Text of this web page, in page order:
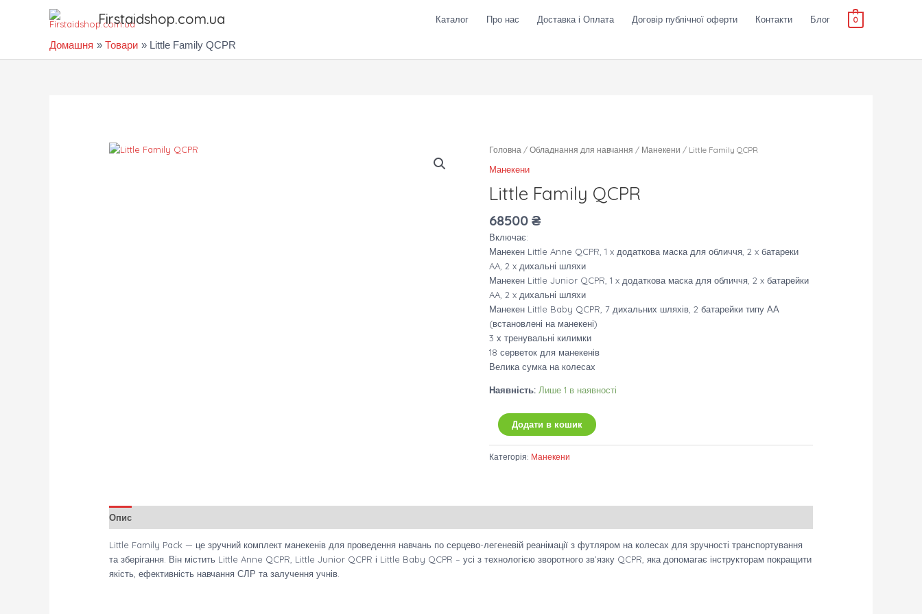
Firstaidshop.com.ua Каталог Про нас Доставка і Оплата Договір публічної оферти Контакти Блог 0
Домашня Товари Little Family QCPR
Головна /Обладнання для навчання / Манекени / Little Family QCPR
Манекени
Little Family QCPR
68500₴
Включає:
Манекен Little Anne QCPR, 1 x додаткова маска для обличчя, 2 x батареки
AA, 2 x дихальні шляхи
Манекен Little Junior QCPR, 1 x додаткова маска для обличчя, 2 x батарейки
AA, 2 x дихальні шляхи
Манекен Little Baby QCPR, 7 дихальних шляхів, 2 батарейки типу АА
(встановлені на манекені)
3 х тренувальні килимки
18 серветок для манекенів
Велика сумка на колесах
Наявність: Лише 1 в наявності
Little
Family
кількість
Додати в кошик
Категорія: Манекени
Опис
Little Family Pack — це зручний комплект манекенів для проведення навчань по серцево-легеневій реанімації з футляром на колесах для зручності транспортування
та зберігання. Він містить Little Anne QCPR, Little Junior QCPR і Little Baby QCPR – усі з технологією зворотного зв’язку QCPR, яка допомагає інструкторам покращити
якість, ефективність навчання СЛР та залучення учнів.